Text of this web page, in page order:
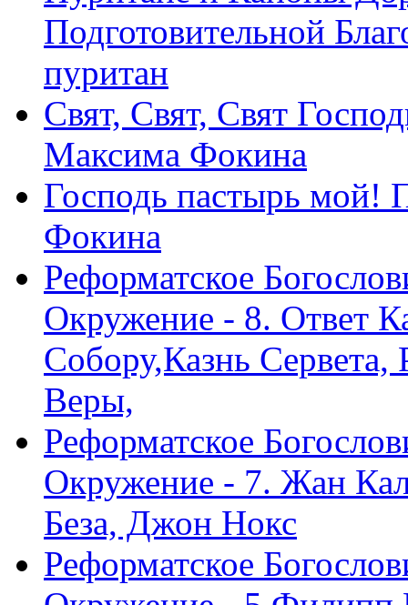
Подготовительной
пуритан
Свят, Свят, Свят
Максима Фокина
Господь пастырь мой!
Фокина
Реформатское
Окружение - 8. Ответ
Собору,Казнь Сервета,
Веры,
Реформатское
Окружение - 7. Жан
Беза, Джон Нокс
Реформатское